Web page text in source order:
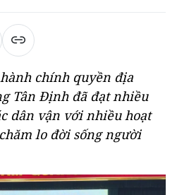
chính quyền địa
Tân Định đã đạt nhiều
dân vận với nhiều hoạt
lo đời sống người